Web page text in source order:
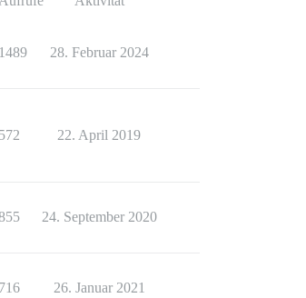
1489 28. Februar 2024
572 22. April 2019
24. September 2020
716 26. Januar 2021